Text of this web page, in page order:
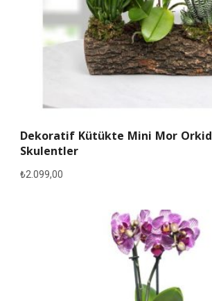
Dekoratif Kütükte Mini Mor
Skulentler
₺2.099,00